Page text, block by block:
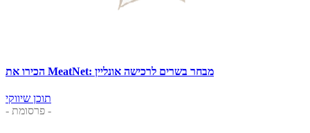
הכירו את MeatNet: מבחר בשרים לרכישה אונליין
תוכן שיווקי
- פרסומת -